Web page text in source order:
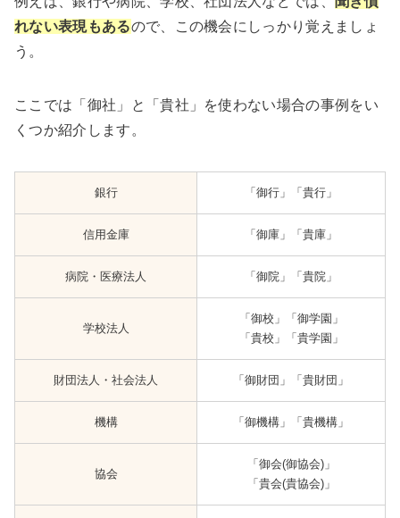
れない表現もあるので、この機会にしっかり覚えましょ
う。
ここでは「御社」と「貴社」を使わない場合の事例をい
くつか紹介します。
銀行 「御行」「貴行」
信用金庫 「御庫」「貴庫」
病院・医療法人 「御院」「貴院」
学校法人
「御校」「御学園」
「貴校」「貴学園」
財団法人・社会法人 「御財団」「貴財団」
機構 「御機構」「貴機構」
協会
「御会(御協会)」
「貴会(貴協会)」